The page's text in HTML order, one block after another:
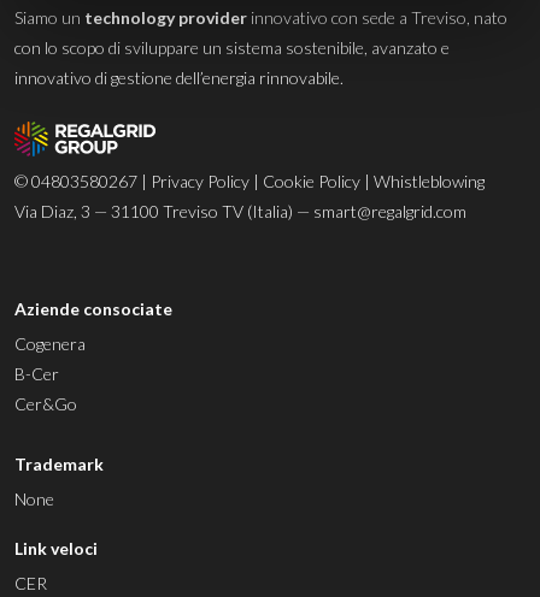
Siamo un technology provider innovativo con sede a Treviso, nato
con lo scopo di sviluppare un sistema sostenibile, avanzato e
innovativo di gestione dell’energia rinnovabile.
© 04803580267 | Privacy Policy | Cookie Policy | Whistleblowing
Via Diaz, 3 — 31100 Treviso TV (Italia) — smart@regalgrid.com
Aziende consociate
Cogenera
B-Cer
Cer&Go
Trademark
None
Link veloci
CER